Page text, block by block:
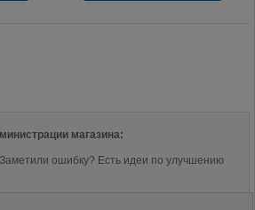
магазина:
ошибку? Есть идеи по улучшению